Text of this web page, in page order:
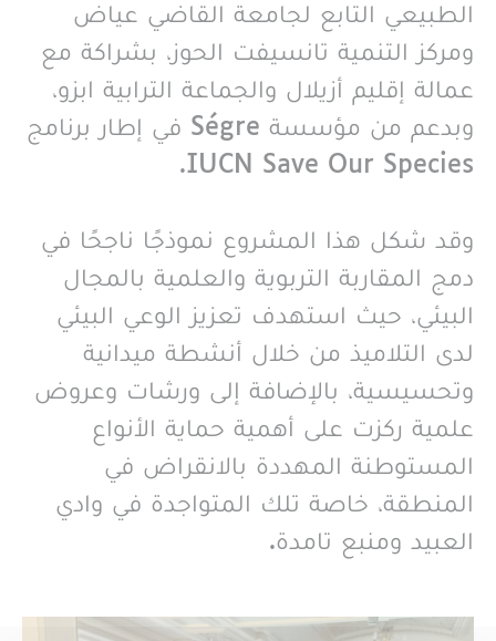
الطبيعي التابع لجامعة القاضي عياض
ومركز التنمية تانسيفت الحوز، بشراكة مع
عمالة إقليم أزيلال والجماعة الترابية ابزو،
وبدعم من مؤسسة Ségre في إطار برنامج
IUCN Save Our Species.
وقد شكل هذا المشروع نموذجًا ناجحًا في
دمج المقاربة التربوية والعلمية بالمجال
البيئي، حيث استهدف تعزيز الوعي البيئي
لدى التلاميذ من خلال أنشطة ميدانية
وتحسيسية، بالإضافة إلى ورشات وعروض
علمية ركزت على أهمية حماية الأنواع
المستوطنة المهددة بالانقراض في
المنطقة، خاصة تلك المتواجدة في وادي
العبيد ومنبع تامدة.